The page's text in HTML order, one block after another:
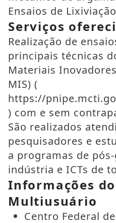
Ensaios de
Serviços
Realização de
principais técnicas
Materiais
MIS) (
https://
) com e sem
São realizados
pesquisadores e
a programas de
indústria e ICTs de
Informações
Multiusuário
Centro Federal